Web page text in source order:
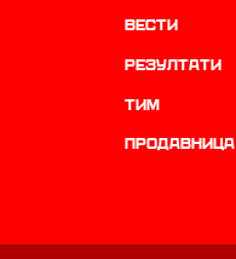
Вести
резултати
ТИМ
продавница